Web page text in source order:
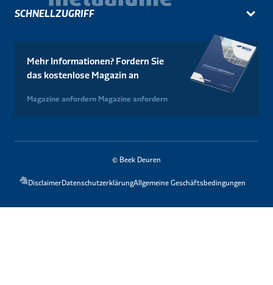
SCHNELLZUGRIFF
Mehr Informationen? Fordern Sie
das kostenlose Magazin an
Magazine anfordern Magazine anfordern
© Beek Deuren
DisclaimerDatenschutzerklärungAllgemeine Geschäftsbedingungen